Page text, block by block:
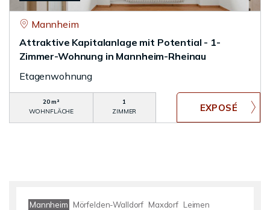
Mannheim
Attraktive Kapitalanlage mit Potential - 1-
Zimmer-Wohnung in Mannheim-Rheinau
Etagenwohnung
20 m²
WOHNFLÄCHE
1
ZIMMER
Mannheim Mörfelden-Walldorf Maxdorf Leimen